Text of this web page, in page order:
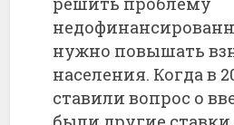
нужно повышать
населения. Когда в
ставили вопрос о